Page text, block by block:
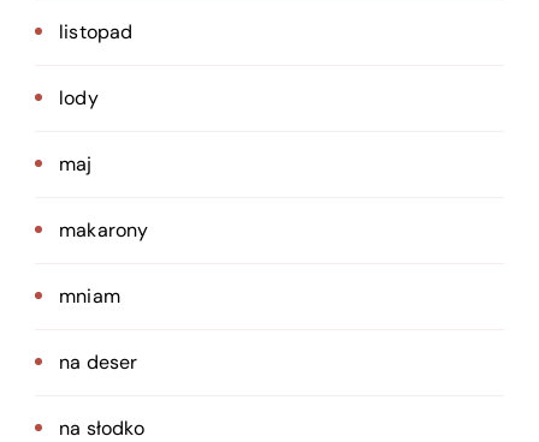
listopad
lody
maj
makarony
mniam
na deser
na słodko